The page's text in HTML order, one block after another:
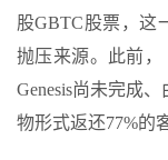
股GBTC股票，这
抛压来源。此前，
Genesis尚未完成
物形式返还77%的